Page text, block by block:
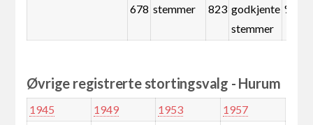
678 stemmer
823 godkjente
stemmer
%
Øvrige registrerte stortingsvalg - Hurum
1945 1949 1953
1957